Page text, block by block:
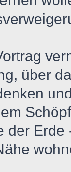
über
der Erde